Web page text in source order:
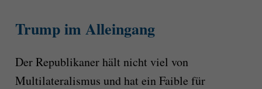
Trump im Alleingang
Der Republikaner hält nicht viel von
Multilateralismus und hat ein Faible für